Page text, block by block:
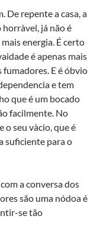
De repente a casa, a
horrà­vel, já não é
energia. É certo
é apenas mais
E é óbvio
e tem
que é um bocado
facilmente. No
seu và­cio, que é
suficiente para o
a conversa dos
são uma nódoa é
se tão